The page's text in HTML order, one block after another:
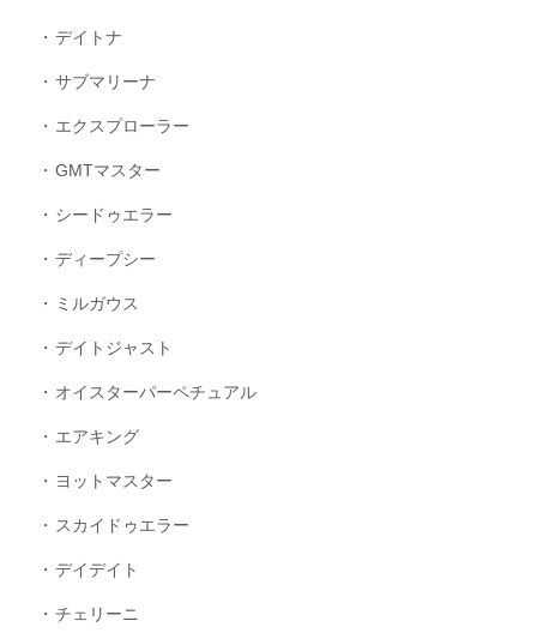
デイトナ
サブマリーナ
エクスプローラー
GMTマスター
シードゥエラー
ディープシー
ミルガウス
デイトジャスト
オイスターパーペチュアル
エアキング
ヨットマスター
スカイドゥエラー
デイデイト
チェリーニ